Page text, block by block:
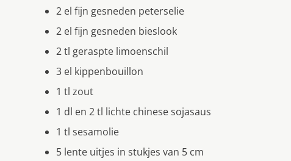
2 el fijn gesneden peterselie
2 el fijn gesneden bieslook
2 tl geraspte limoenschil
3 el kippenbouillon
1 tl zout
1 dl en 2 tl lichte chinese sojasaus
1 tl sesamolie
5 lente uitjes in stukjes van 5 cm